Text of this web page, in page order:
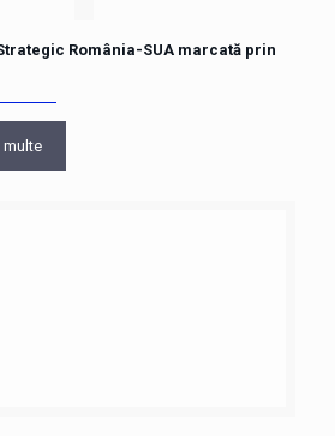
România-SUA marcată prin
multe